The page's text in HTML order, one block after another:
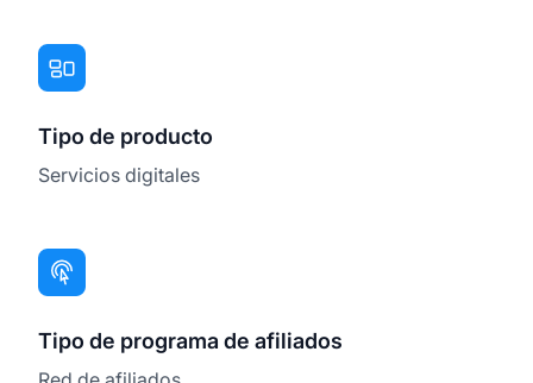
Tipo de producto
Servicios digitales
Tipo de programa de afiliados